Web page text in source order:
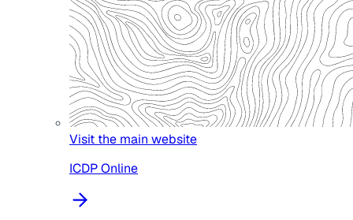
Visit the main website
ICDP Online